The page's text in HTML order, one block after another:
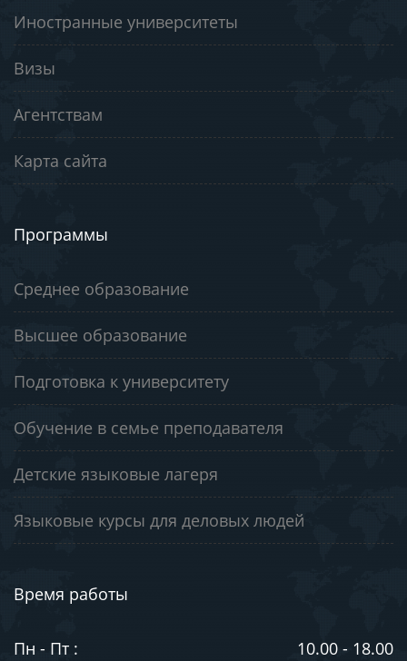
Иностранные университеты
Визы
Агентствам
Карта сайта
Программы
Среднее образование
Высшее образование
Подготовка к университету
Обучение в семье преподавателя
Детские языковые лагеря
Языковые курсы для деловых людей
Время работы
Пн - Пт : 10.00 - 18.00